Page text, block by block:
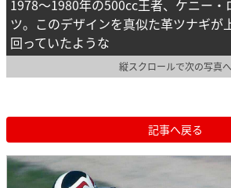
1978〜1980年の500cc王者、ケニー・
ツ。このデザインを真似た革ツナギが
回っていたような
縦スクロールで次の写真へ
記事へ戻る